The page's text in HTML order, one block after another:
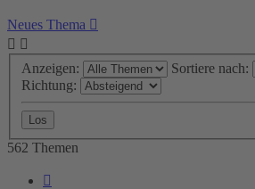
Neues Thema
Anzeigen:
Sortiere nach:
Richtung:
562 Themen